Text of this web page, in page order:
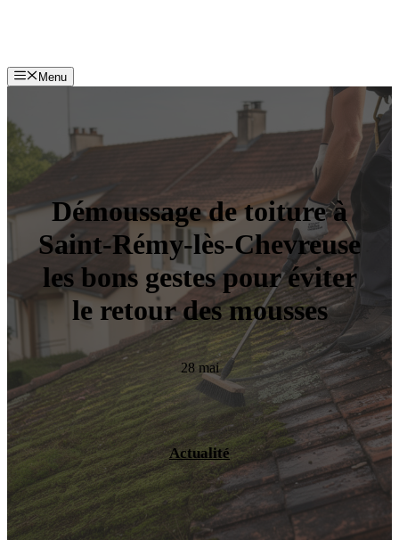
Menu
Démoussage de toiture à
Saint-Rémy-lès-Chevreuse
les bons gestes pour éviter
le retour des mousses
28 mai
Actualité